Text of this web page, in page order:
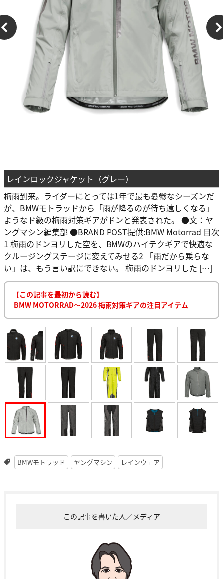
レインロックジャケット（グレー）
梅雨到来。ライダーにとっては1年で最も憂鬱なシーズンだ
が、BMWモトラッドから「雨が降るのが待ち遠しくなる」
ようなド級の梅雨対策ギアがドンと発表された。 ●文：ヤ
ングマシン編集部 ●BRAND POST提供:BMW Motorrad 目次
1 梅雨のドンヨリした空を、BMWのハイテクギアで快適な
クルージングステージに変えてみせる2 「雨だから乗らな
い」は、もう言い訳にできない。 梅雨のドンヨリした […]
【この記事を最初から読む】
BMW MOTORRAD〜2026 梅雨対策ギアの注目アイテム
BMWモトラッド ヤングマシン レインウェア
この記事を書いた人／メディア